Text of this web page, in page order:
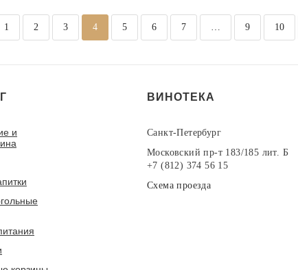
1 2 3 4 5 6 7 … 9 10
и
ВИНОТЕКА
Санкт-Петербург
Московский пр-т 183/185 лит. Б
+7 (812) 374 56 15
Схема проезда